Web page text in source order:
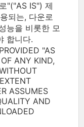
"("AS IS") 제
되는, 다운로
능을 비롯한 모
합니다.
"AS
ANY KIND,
ASSUMES
AND